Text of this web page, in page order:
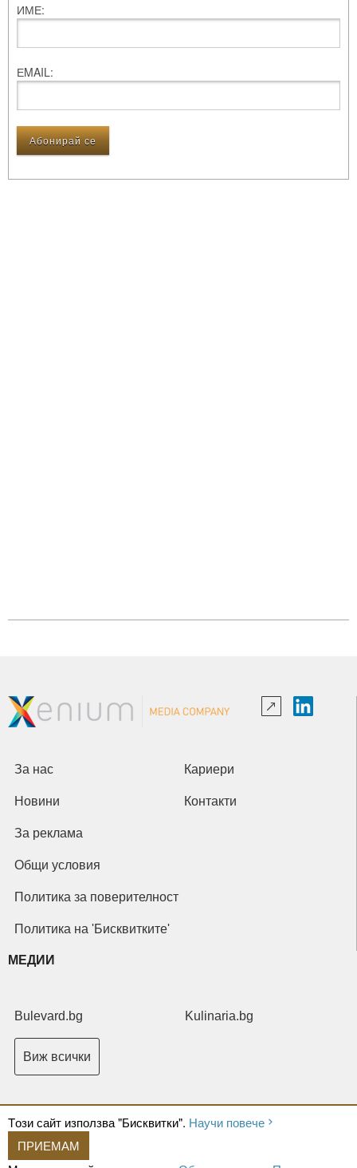
ИМЕ:
ЕMAIL:
Tози сайт използва "Бисквитки". Научи повече
ПРИЕМАМ
За нас Кариери
Новини Контакти
За реклама
Общи условия
Политика за поверителност
Политика на 'Бисквитките'
МЕДИИ
Bulevard.bg Kulinaria.bg
Виж всички
Copyright © 2026 Ксениум ООД. Всички права запазени.